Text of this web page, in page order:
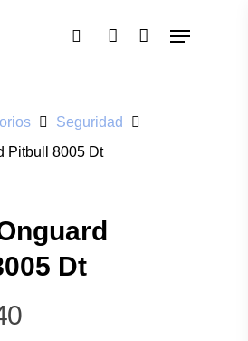
Seguridad
Pitbull 8005 Dt
Dt